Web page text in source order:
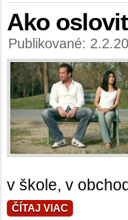
Ako
Publikované:
v škole, v
ČÍTAJ VIAC